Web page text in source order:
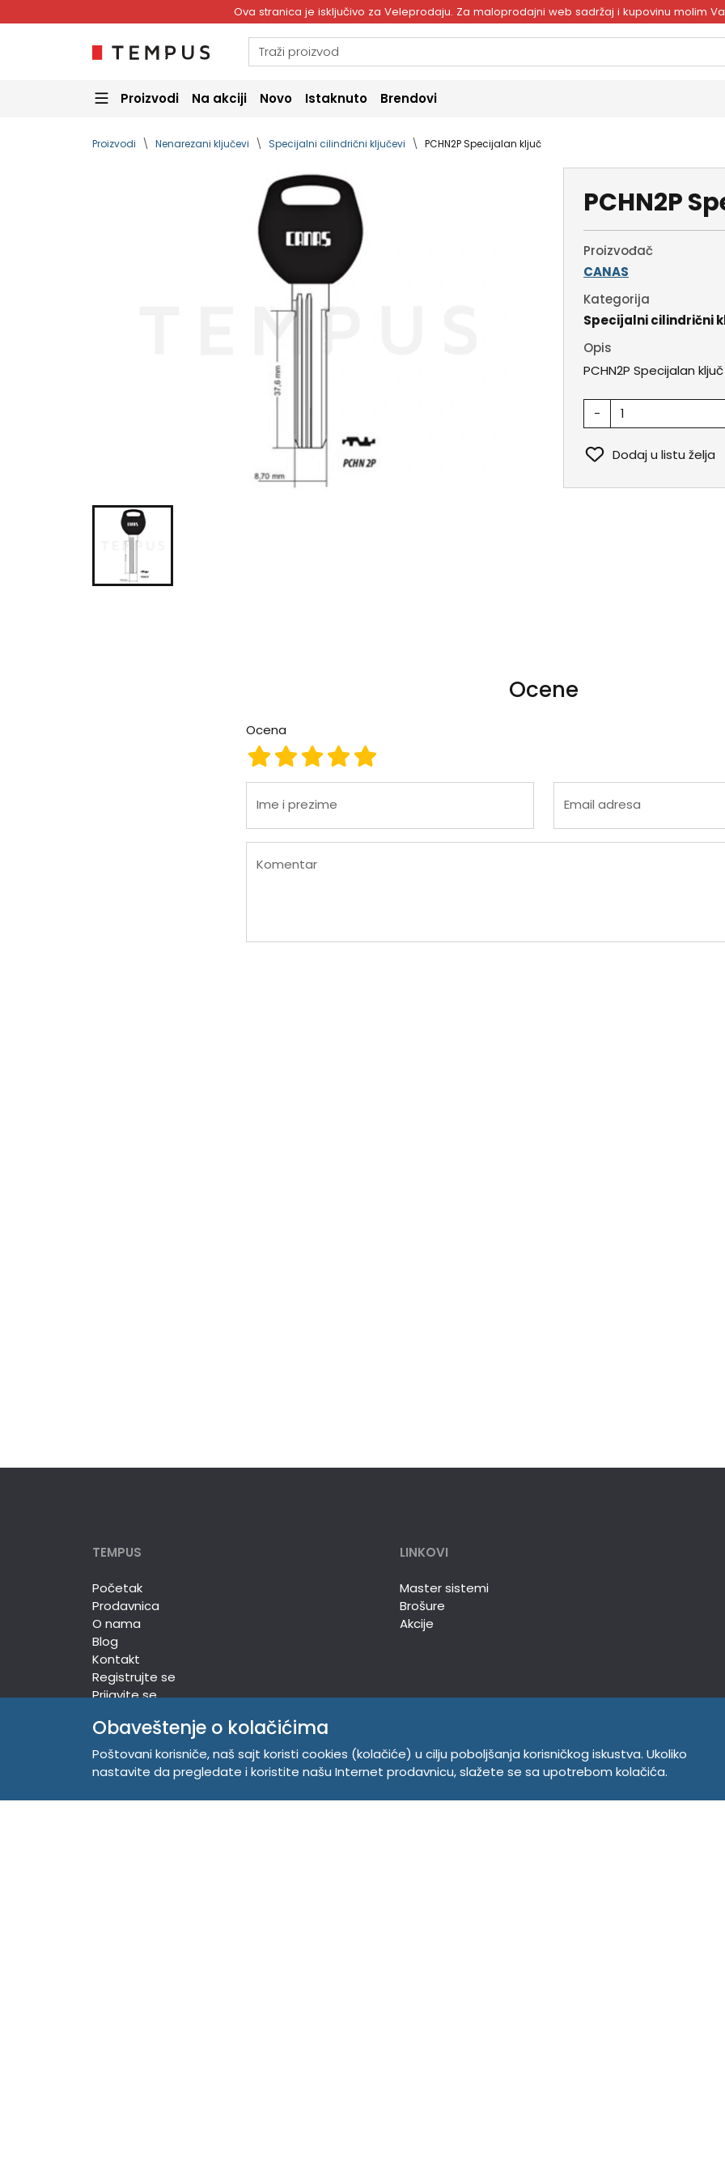
Ova stranica je isključivo za Veleprodaju. Za maloprodajni web sadržaj i kupovinu molim
Proizvodi Na akciji Novo Istaknuto Brendovi
Proizvodi Nenarezani ključevi Specijalni cilindrični ključevi PCHN2P Specijalan ključ
PCHN2P
Proizvođač
CANAS
Kategorija
Specijalni cilindrični
Opis
PCHN2P Specijalan ključ
-
Dodaj u listu želja
Ocene
Ocena
Ocena 5
Ocena 4
Ocena 3
Ocena 2
Ocena 1
Ime i prezime Email adresa
Komentar
TEMPUS
Početak
Prodavnica
O nama
Blog
Kontakt
Registrujte se
Prijavite se
LINKOVI
Master sistemi
Brošure
Akcije
TEMPUS DOO
Trg Komenskog 2, 21000
INFORMACIJE
Politika o kolačićima
Obaveštenje o kolačićima
Poštovani korisniče, naš sajt koristi cookies (kolačiće) u cilju poboljšanja korisničkog iskustva. Ukoliko
nastavite da pregledate i koristite našu Internet prodavnicu, slažete se sa upotrebom kolačića.